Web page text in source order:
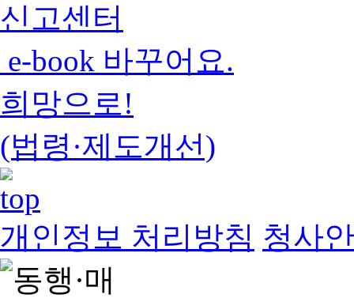
신고센터
e-book 바꾸어요.
희망으로!
(법령·제도개선)
개인정보 처리방침 청사